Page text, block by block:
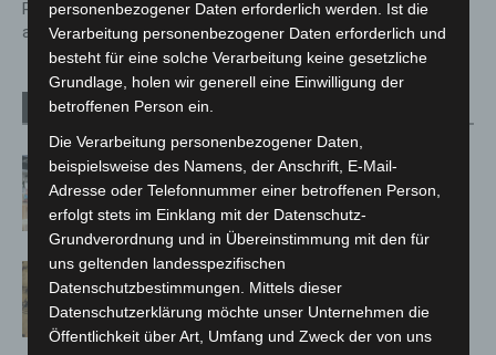
Regierungschefs der Länder
am 10. August 2021
Verwandte Artikel Mehr vom Autor
Kunst trifft Weingenuss: Barbara-
Susann Mehring zeigt ihre Werke im
Jacques’ Wein-Depot Isernhagen
Hannover Klassik Open Air 2026:
Französische Oper im Maschpark
personenbezogener Daten erforderlich werden. Ist die
Verarbeitung personenbezogener Daten erforderlich und
besteht für eine solche Verarbeitung keine gesetzliche
Grundlage, holen wir generell eine Einwilligung der
betroffenen Person ein.
Die Verarbeitung personenbezogener Daten,
beispielsweise des Namens, der Anschrift, E-Mail-
Adresse oder Telefonnummer einer betroffenen Person,
erfolgt stets im Einklang mit der Datenschutz-
Grundverordnung und in Übereinstimmung mit den für
uns geltenden landesspezifischen
Datenschutzbestimmungen. Mittels dieser
Datenschutzerklärung möchte unser Unternehmen die
Öffentlichkeit über Art, Umfang und Zweck der von uns